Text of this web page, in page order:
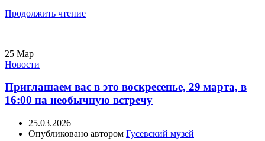
Продолжить чтение
25 Мар
Новости
Приглашаем вас в это воскресенье, 29 марта, в
16:00 на необычную встречу
25.03.2026
Опубликовано автором Гусевский музей